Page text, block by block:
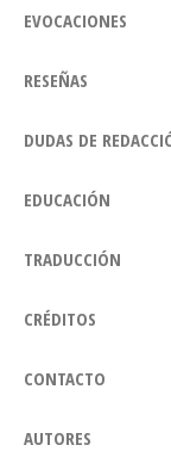
EVOCACIONES
RESEÑAS
DUDAS DE
EDUCACIÓN
TRADUCCIÓN
CRÉDITOS
CONTACTO
AUTORES